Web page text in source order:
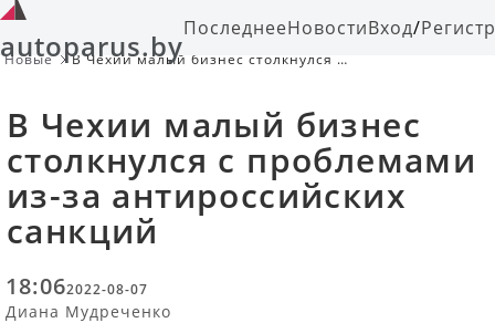
autoparus.byПоследнееНовостиВход/
Новые
В Чехии малый бизнес столкнулся с
В Чехии малый бизнес
столкнулся с проблемами
из-за антироссийских
санкций
18:062022-08-07
Диана Мудреченко